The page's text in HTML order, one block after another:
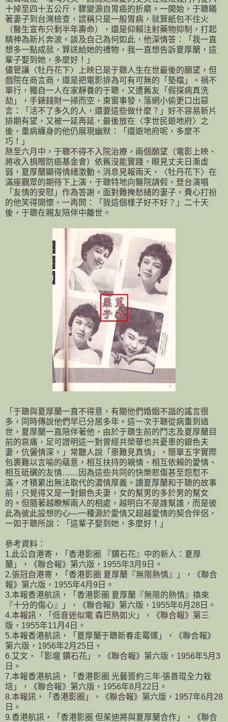
十掉至四十五公斤，驟變源自胃癌的折磨。一開始，于聰瞞
著妻子到台灣檢查，謊稱只是一般胃病，就算紙包不住火
（醫生宣布只剩半年壽命），還是仰賴注射藥物抑制，打起
精神為新片奔波。談及自己為何如此，他深情答：「我一直
想多一點成就，算送給她的禮物，我一直想告訴夏厚蘭，這
輩子娶到她，多麼好！」
儘管讓〈牡丹花下〉上映已是于聰人生在世最後的願望，但
戲院在商言商，還是把電影排為可有可無的「墊檔」。禍不
單行，獨自一人在家靜養的于聰，又遭舊友「假探病真洗
劫」，手錶錢財一掃而空，東窗事發，落網小偷更口出惡
言：「活不了多久的人，還要這些做什麼？」好不容易新片
排期有望，又被一延再延，最後放在〈李世民遊地府〉之
後，重病纏身的他仍展現幽默：「還遊地府呢，多麼不
巧！」
熬至六月中，于聰不得不入院治療，兩個願望（電影上映、
將收入捐贈防癌基金會）依舊沒能實踐，眼見丈夫日漸虛
弱，夏厚蘭顯得情緒激動。消息見報兩天，〈牡丹花下〉在
滿座觀眾的期待下上演，于聰特地向醫院請假，登台演唱
「友情的安慰」作為答謝。面對難掩愁緒的妻子，費心打扮
的他笑得開懷，一再問：「我這個樣子好不好？」二十天
後，于聰在親友陪伴中離世。
「于聰與夏厚蘭一直不得意，有關他們婚姻不諧的謠言很
多，同時傳說他們早已分居多年。這一次于聰從病重到過
世，夏厚蘭一直陪伴著他，由於于聰生前的鬥志及夏厚蘭目
前的哀痛，足可證明這一對曾經共榮華也共憂患的銀色夫
妻，伉儷情深。」常聽人說「患難見真情」，簡單五字實際
包裹難以言喻的蘊意，相互扶持的親情、相互依賴的愛情、
相互砥礪的友情……因為這些共同的快樂悲傷甚至怨懟不
滿，才積累出無法取代的濃情厚義。讀夏厚蘭和于聰的故事
前，只覺得又是一對銀色夫妻，女的幫男的多於男的幫女
的。但隨著越瞭解兩人的相處，越明白不是誰幫誰，而是彼
此為彼此設想的心—一種源於愛情又超越愛情的契合伴侶，
一如于聰所說：「這輩子娶到她，多麼好！」
參考資料：
1.此公自港寄，「香港影圈 『鑽石花』中的新人：夏厚
蘭」，《聯合報》第六版，1955年3月9日。
2.張冠自港寄，「香港影圈 夏厚蘭『無限熱情』」，《聯合
報》第六版，1955年4月9日。
3.本報香港航訊，「香港影圈 夏厚蘭『無限的熱情』換來
『十分的傷心』」，《聯合報》第六版，1955年6月28日。
4.本報訊，「低音迷似電 森巴熱如火」，《聯合報》第三
版，1955年11月4日。
5.本報香港航訊，「夏厚蘭于聰新春走霉運」，《聯合報》
第六版，1956年2月25日。
6.艾文，「影壇 鑽石花」，《聯合報》第六版，1956年5月3
日。
7.本報香港航訊，「香港影圈 光藝簽約三年‧張善琨全力栽
培」，《聯合報》第六版，1956年8月22日。
8.本報訊，「香港影圈」，《聯合報》第六版，1957年6月28
日。
9.香港航訊，「香港影圈 但茱迪將與夏厚蘭合作」，《聯合